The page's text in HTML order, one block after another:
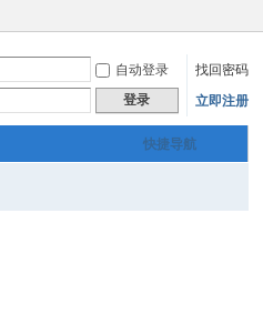
自动登录
找回密码
登录 立即注册
快捷导航